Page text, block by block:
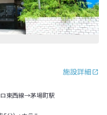
施設詳細
東西線→茅場町駅